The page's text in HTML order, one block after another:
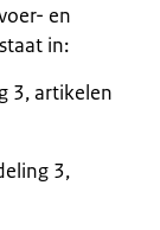
en
in:
3, artikelen
3,